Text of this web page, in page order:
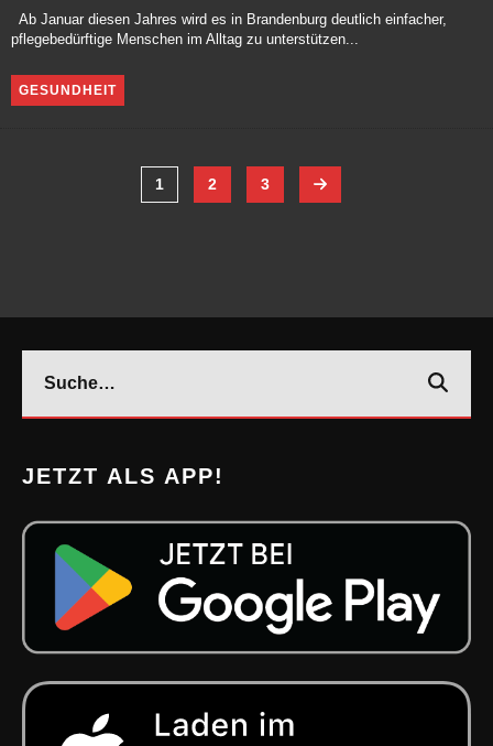
Ab Januar diesen Jahres wird es in Brandenburg deutlich einfacher,
pflegebedürftige Menschen im Alltag zu unterstützen...
GESUNDHEIT
1 2 3
JETZT ALS APP!